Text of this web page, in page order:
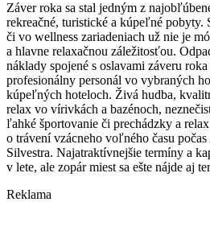
Záver roka sa stal jedným z
rekreačné, turistické a kúpeľné pobyty.
či vo wellness zariadeniach už nie je
a hlavne relaxačnou záležitosťou.
náklady spojené s oslavami záveru
profesionálny personál vo vybraných
kúpeľných hoteloch. Živá hudba,
relax vo vírivkách a bazénoch,
ľahké športovanie či prechádzky a
o trávení vzácneho voľného času
Silvestra. Najatraktívnejšie termíny a
v lete, ale zopár miest sa ešte nájde aj
Reklama